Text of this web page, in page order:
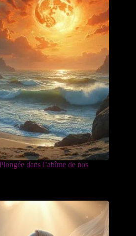
dans l’abîme de nos